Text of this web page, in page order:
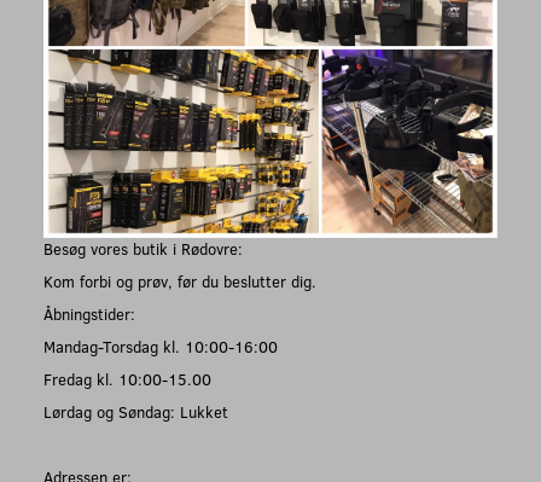
Besøg vores butik i Rødovre:
Kom forbi og prøv, før du beslutter dig.
Åbningstider:
Mandag-Torsdag kl. 10:00-16:00
Fredag kl. 10:00-15.00
Lørdag og Søndag: Lukket
Adressen er: